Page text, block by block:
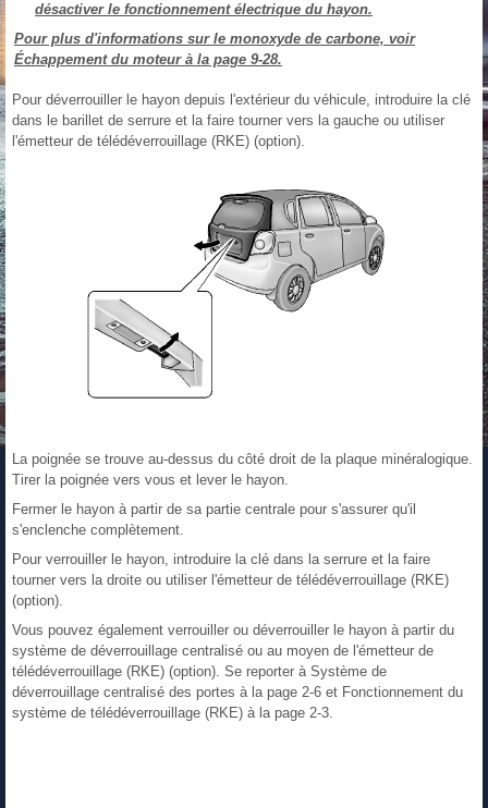
désactiver le fonctionnement électrique du hayon.
Pour plus d'informations sur le monoxyde de carbone, voir
Échappement du moteur à la page 9‑28.
Pour déverrouiller le hayon depuis l'extérieur du véhicule, introduire la clé
dans le barillet de serrure et la faire tourner vers la gauche ou utiliser
l'émetteur de télédéverrouillage (RKE) (option).
La poignée se trouve au-dessus du côté droit de la plaque minéralogique.
Tirer la poignée vers vous et lever le hayon.
Fermer le hayon à partir de sa partie centrale pour s'assurer qu'il
s'enclenche complètement.
Pour verrouiller le hayon, introduire la clé dans la serrure et la faire
tourner vers la droite ou utiliser l'émetteur de télédéverrouillage (RKE)
(option).
Vous pouvez également verrouiller ou déverrouiller le hayon à partir du
système de déverrouillage centralisé ou au moyen de l'émetteur de
télédéverrouillage (RKE) (option). Se reporter à Système de
déverrouillage centralisé des portes à la page 2‑6 et Fonctionnement du
système de télédéverrouillage (RKE) à la page 2‑3.